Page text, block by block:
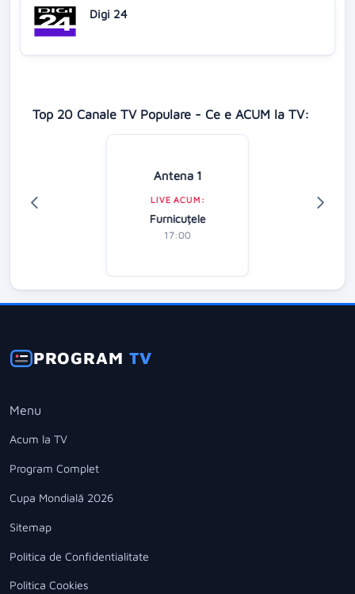
Digi 24
Top 20 Canale TV Populare - Ce e ACUM la TV:
Antena 1
LIVE ACUM:
Furnicuțele
17:00
PROGRAMTV
Menu
Acum la TV
Program Complet
Cupa Mondială 2026
Sitemap
Politica de Confidentialitate
Politica Cookies